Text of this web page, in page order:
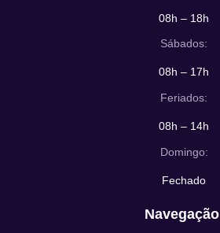
08h – 18h
Sábados:
08h – 17h
Feriados:
08h – 14h
Domingo:
Fechado
Navegação